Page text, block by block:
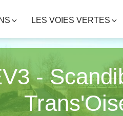
LES VOIES VERTES
-